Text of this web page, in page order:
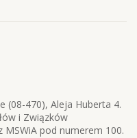
(08-470), Aleja Huberta 4.
i Związków
pod numerem 100.